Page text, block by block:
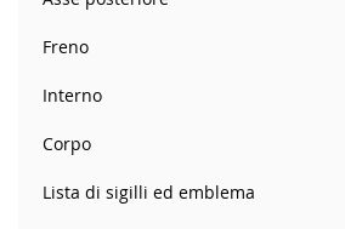
Freno
Interno
Corpo
Lista di sigilli ed emblema